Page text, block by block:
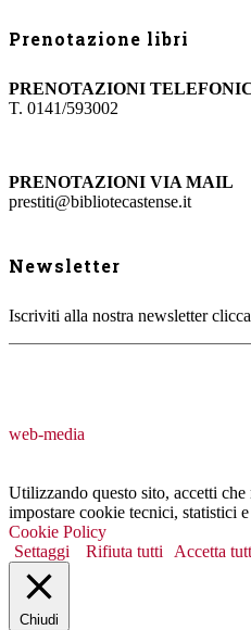
Prenotazione libri
PRENOTAZIONI
T. 0141/593002
PRENOTAZIONI VIA MAIL
prestiti@bibliotecastense.it
Newsletter
Iscriviti alla nostra newsletter
web-media
Utilizzando questo sito, accetti
impostare cookie tecnici, statistici
Cookie Policy
Settaggi
Rifiuta tutti Accetta
Chiudi